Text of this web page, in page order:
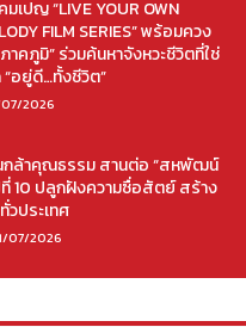
เปญ “LIVE YOUR OWN
FILM SERIES” พร้อมควง
าคภูมิ” ร่วมค้นหาจังหวะชีวิตที่ใช่
อยู่ดี…ทั้งชีวิต”
2026
นกล้าคุณธรรม สานต่อ “สหพัฒน์
ที่ 10 ปลูกฝังความซื่อสัตย์ สร้าง
วประเทศ
07/2026